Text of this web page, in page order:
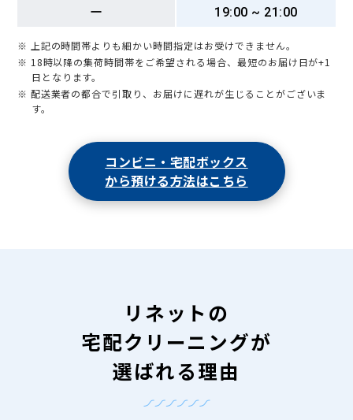
ー
19:00 ~ 21:00
※ 上記の時間帯よりも細かい時間指定はお受けできません。
※ 18時以降の集荷時間帯をご希望される場合、最短のお届け日が+1
日となります。
※ 配送業者の都合で引取り、お届けに遅れが生じることがございま
す。
コンビニ・宅配ボックス
から預ける方法はこちら
リネットの
宅配クリーニングが
選ばれる理由